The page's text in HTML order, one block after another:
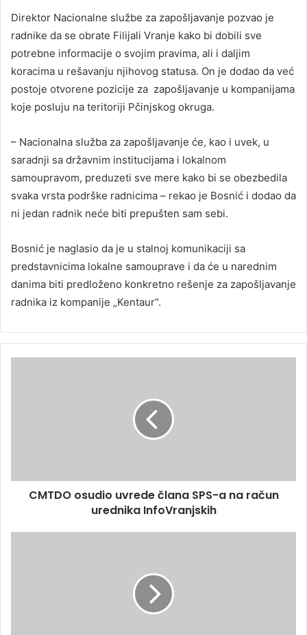
Direktor Nacionalne službe za zapošljavanje pozvao je
radnike da se obrate Filijali Vranje kako bi dobili sve
potrebne informacije o svojim pravima, ali i daljim
koracima u rešavanju njihovog statusa. On je dodao da već
postoje otvorene pozicije za zapošljavanje u kompanijama
koje posluju na teritoriji Pčinjskog okruga.
– Nacionalna služba za zapošljavanje će, kao i uvek, u
saradnji sa državnim institucijama i lokalnom
samoupravom, preduzeti sve mere kako bi se obezbedila
svaka vrsta podrške radnicima – rekao je Bosnić i dodao da
ni jedan radnik neće biti prepušten sam sebi.
Bosnić je naglasio da je u stalnoj komunikaciji sa
predstavnicima lokalne samouprave i da će u narednim
danima biti predloženo konkretno rešenje za zapošljavanje
radnika iz kompanije „Kentaur“.
CMTDO osudio uvrede člana SPS-a na račun
urednika InfoVranjskih